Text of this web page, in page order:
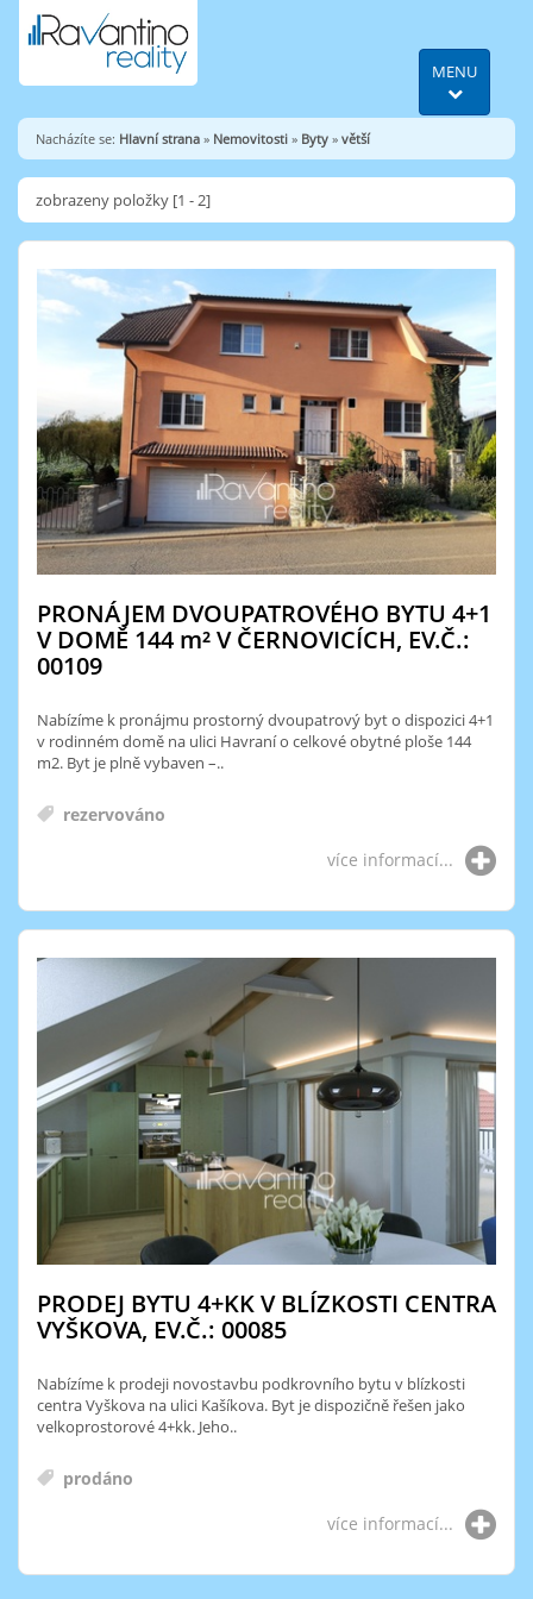
MENU
Nacházíte se: Hlavní strana » Nemovitosti » Byty » větší
zobrazeny položky [1 - 2]
PRONÁJEM DVOUPATROVÉHO BYTU 4+1
V DOMĚ 144 m²V ČERNOVICÍCH, EV.Č.:
00109
Nabízíme k pronájmu prostorný dvoupatrový byt o dispozici 4+1
v rodinném domě na ulici Havraní o celkové obytné ploše 144
m2. Byt je plně vybaven –..
rezervováno
více informací...
PRODEJ BYTU 4+KK V BLÍZKOSTI CENTRA
VYŠKOVA, EV.Č.: 00085
Nabízíme k prodeji novostavbu podkrovního bytu v blízkosti
centra Vyškova na ulici Kašíkova. Byt je dispozičně řešen jako
velkoprostorové 4+kk. Jeho..
prodáno
více informací...